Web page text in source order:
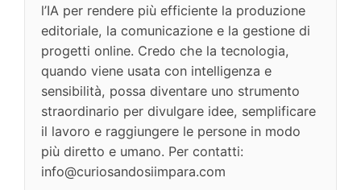
l’IA per rendere più efficiente la produzione
editoriale, la comunicazione e la gestione di
progetti online. Credo che la tecnologia,
quando viene usata con intelligenza e
sensibilità, possa diventare uno strumento
straordinario per divulgare idee, semplificare
il lavoro e raggiungere le persone in modo
più diretto e umano. Per contatti:
info@curiosandosiimpara.com